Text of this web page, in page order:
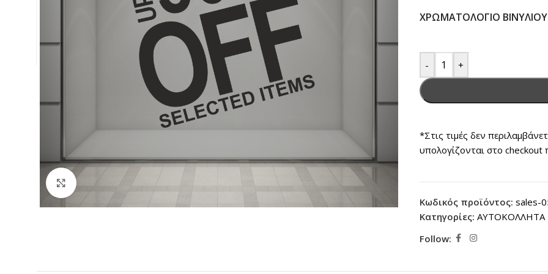
Κλικ για μεγέθυνση
ΧΡΩΜΑΤΟΛΌΓΙΟ ΒΙΝΥΛΊΟΥ
- +
*Στις τιμές δεν
υπολογίζονται στο checkout
Κωδικός προϊόντος: sales-
Κατηγορίες: ΑΥΤΟΚΟΛΛΗΤΑ
Follow: